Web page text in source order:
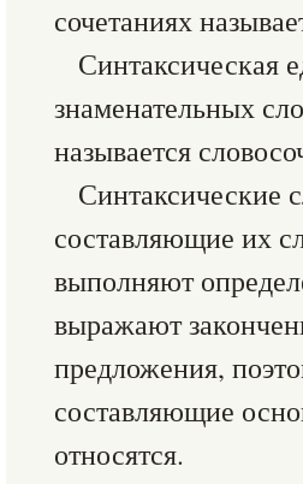
сочетаниях
Синтаксическая
знаменательных
называется
Синтаксические
составляющие их
выполняют
выражают
предложения,
составляющие
относятся.